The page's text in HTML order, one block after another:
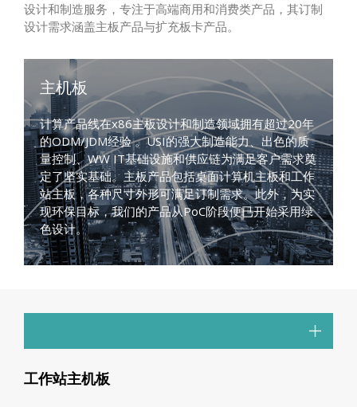
设计和制造服务，专注于高端商用和消费类产品，其订制
设计需求涵盖主板产品与扩充板卡产品。
主机板
计算产品线在x86主板设计和制造领域拥有超过20年
的ODM/JDM经验 。USI的强大制造能力、出色的质
量控制、WW IT基础设施和供应链为满足客户需求奠
定了坚实基础。主板产品包括桌面计算机主板和工作
站主板，各种尺寸外形可满足订制需求。此外，为实
现环保目标，我们的产品从PoC阶段便已开始采用绿
色设计。
工作站主机板